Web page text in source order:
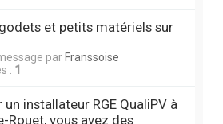
et petits matériels sur
par Franssoise
: 1
un installateur RGE QualiPV à
Rouet, vous avez des